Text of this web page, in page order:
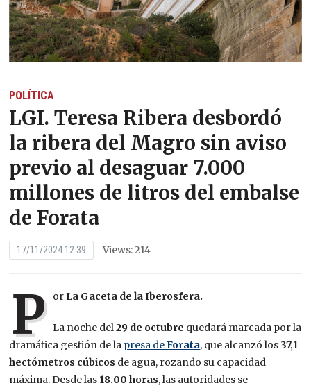
POLÍTICA
LGI. Teresa Ribera desbordó
la ribera del Magro sin aviso
previo al desaguar 7.000
millones de litros del embalse
de Forata
17/11/2024 12:39 Views: 214
P or La Gaceta de la Iberosfera.
La noche del29 de octubre quedará marcada por la
dramática gestión de la presa deForata, que alcanzó los 37,1
hectómetros cúbicos de agua, rozando su capacidad
máxima. Desde las 18.00 horas, las autoridades se